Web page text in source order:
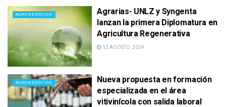
AGRONEGOCIOS
Agrarias- UNLZ y Syngenta
lanzan la primera Diplomatura en
Agricultura Regenerativa
12 AGOSTO, 2024
AGRONEGOCIOS
Nueva propuesta en formación
especializada en el área
vitivinícola con salida laboral